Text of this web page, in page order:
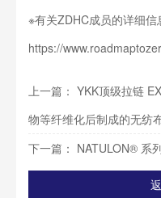
※有关ZDHC成员的详细信
https://
上一篇： YKK顶级拉链
物等纤维化后制成的无纺
下一篇： NATULON®